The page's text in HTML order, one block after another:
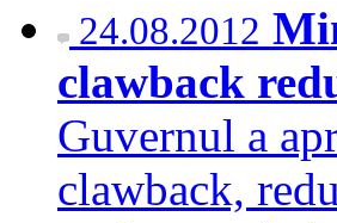
24.08.2012
clawback
Guvernul a
clawback,